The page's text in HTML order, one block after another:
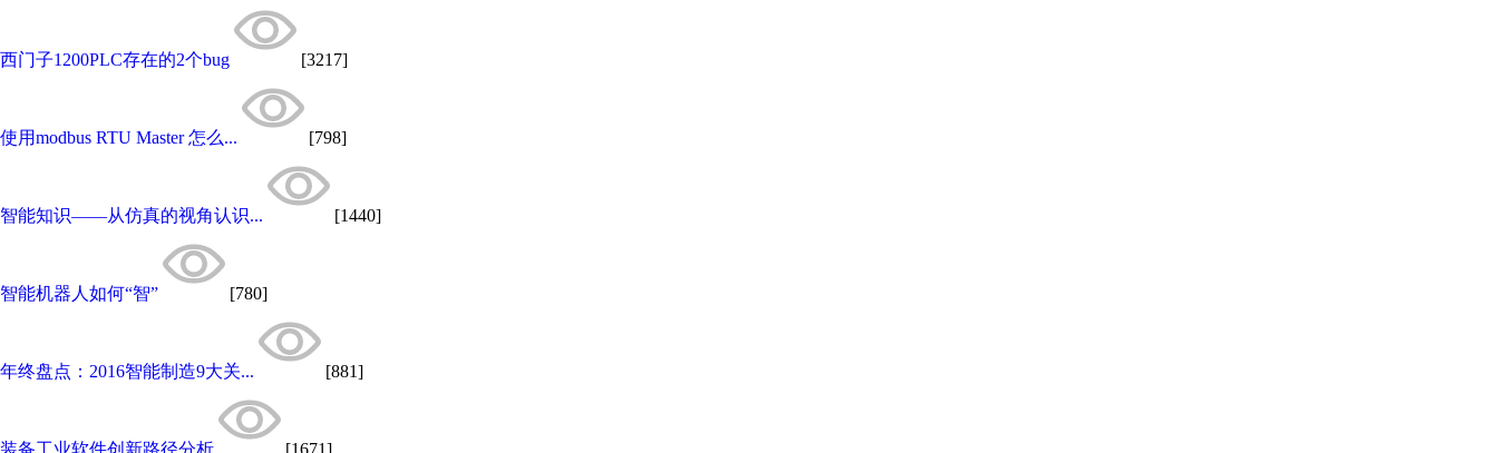
西门子1200PLC存在的2个bug [3217]
使用modbus RTU Master 怎么... [798]
智能知识——从仿真的视角认识... [1440]
智能机器人如何“智” [780]
年终盘点：2016智能制造9大关... [881]
装备工业软件创新路径分析 [1671]